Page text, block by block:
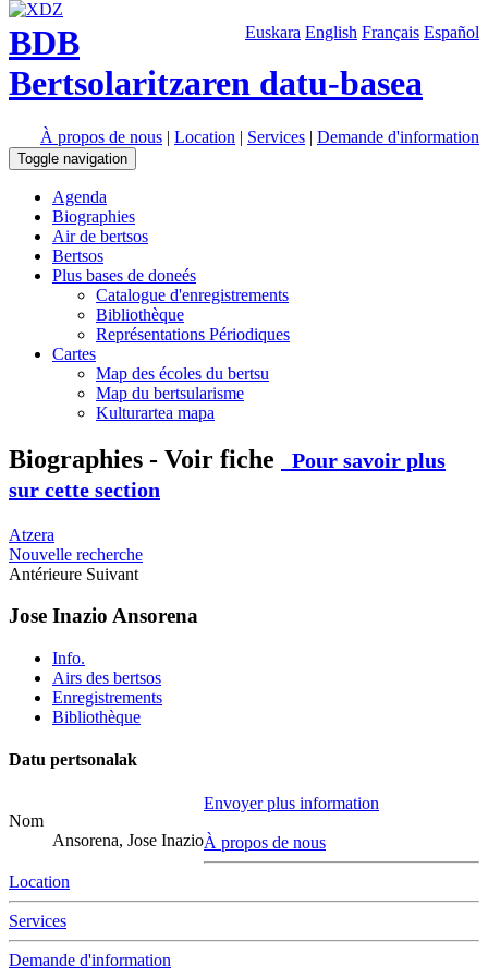
Euskara English Français Español
BDB
Bertsolaritzaren datu-basea
À propos de nous | Location | Services | Demande d'information
Toggle navigation
Agenda
Biographies
Air de bertsos
Bertsos
Plus bases de doneés
Catalogue d'enregistrements
Bibliothèque
Représentations Périodiques
Cartes
Map des écoles du bertsu
Map du bertsularisme
Kulturartea mapa
Biographies - Voir fiche
Pour savoir plus
sur cette section
Atzera
Nouvelle recherche
Antérieure Suivant
Jose Inazio Ansorena
Info.
Airs des bertsos
Enregistrements
Bibliothèque
Datu pertsonalak
Nom
Ansorena, Jose Inazio
Envoyer plus information
À propos de nous
Location
Services
Demande d'information